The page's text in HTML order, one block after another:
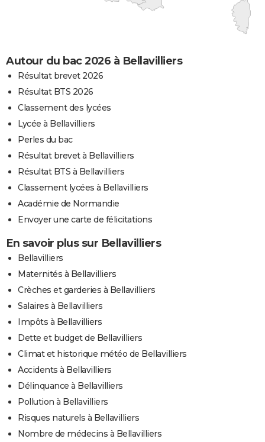
Autour du bac 2026 à Bellavilliers
Résultat brevet 2026
Résultat BTS 2026
Classement des lycées
Lycée à Bellavilliers
Perles du bac
Résultat brevet à Bellavilliers
Résultat BTS à Bellavilliers
Classement lycées à Bellavilliers
Académie de Normandie
Envoyer une carte de félicitations
En savoir plus sur Bellavilliers
Bellavilliers
Maternités à Bellavilliers
Crèches et garderies à Bellavilliers
Salaires à Bellavilliers
Impôts à Bellavilliers
Dette et budget de Bellavilliers
Climat et historique météo de Bellavilliers
Accidents à Bellavilliers
Délinquance à Bellavilliers
Pollution à Bellavilliers
Risques naturels à Bellavilliers
Nombre de médecins à Bellavilliers